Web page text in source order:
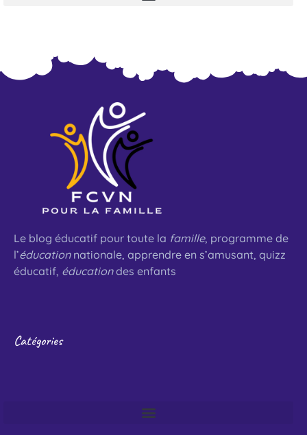
Le blog éducatif pour toute la famille, programme de
l’éducationnationale, apprendre en s’amusant, quizz
éducatif, éducationdes enfants
Catégories